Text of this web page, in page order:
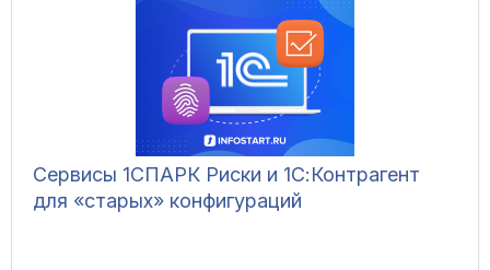
Сервисы 1СПАРК Риски и 1С:Контрагент
для «старых» конфигураций